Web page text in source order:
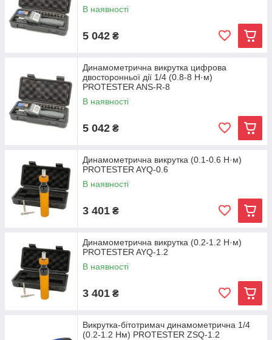
В наявності
5 042 ₴
Динамометрична викрутка цифрова
двосторонньої дії 1/4 (0.8-8 Н·м)
PROTESTER ANS-R-8
В наявності
5 042 ₴
Динамометрична викрутка (0.1-0.6 Н·м)
PROTESTER AYQ-0.6
В наявності
3 401 ₴
Динамометрична викрутка (0.2-1.2 Н·м)
PROTESTER AYQ-1.2
В наявності
3 401 ₴
Викрутка-бітотримач динамометрична 1/4
(0.2-1.2 Нм) PROTESTER ZSQ-1.2